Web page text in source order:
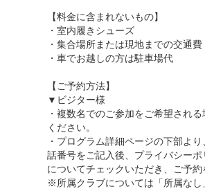
【料金に含まれないもの】
・室内履きシューズ
・集合場所または現地までの交通費
・車でお越しの方は駐車場代
【ご予約方法】
▼ビジター様
・複数名でのご参加をご希望され
ください。
・プログラム詳細ページの下部よ
話番号をご記入後、プライバシー
についてチェックいただき、ご予約
※所属クラブについては「所属な